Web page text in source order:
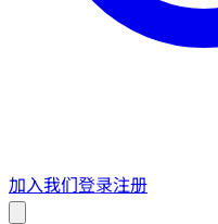
加入我们登录注册